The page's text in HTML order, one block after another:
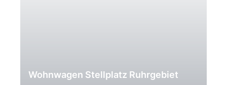
Wohnwagen Stellplatz Ruhrgebiet